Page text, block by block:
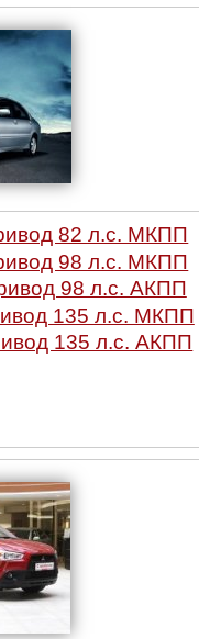
82 л.с. МКПП
98 л.с. МКПП
98 л.с. АКПП
135 л.с. МКПП
135 л.с. АКПП